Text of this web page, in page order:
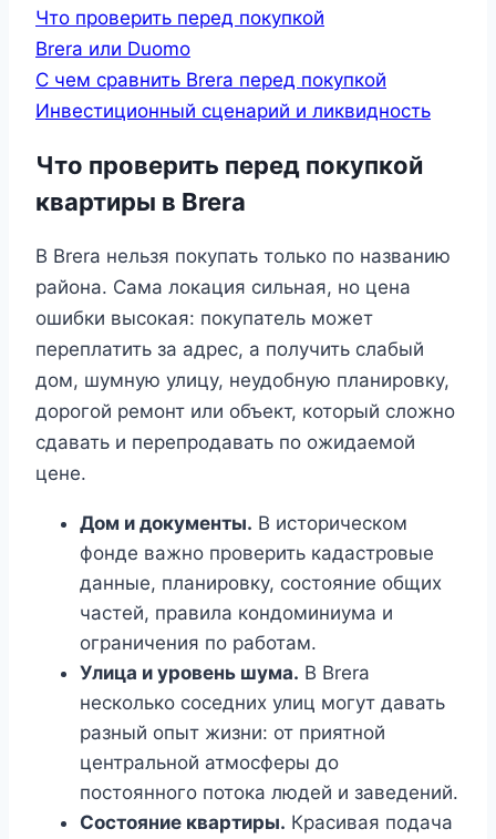
Что проверить перед покупкой
Brera или Duomo
С чем сравнить Brera перед покупкой
Инвестиционный сценарий и ликвидность
Что проверить перед покупкой
квартиры в Brera
В Brera нельзя покупать только по названию
района. Сама локация сильная, но цена
ошибки высокая: покупатель может
переплатить за адрес, а получить слабый
дом, шумную улицу, неудобную планировку,
дорогой ремонт или объект, который сложно
сдавать и перепродавать по ожидаемой
цене.
Дом и документы. В историческом
фонде важно проверить кадастровые
данные, планировку, состояние общих
частей, правила кондоминиума и
ограничения по работам.
Улица и уровень шума. В Brera
несколько соседних улиц могут давать
разный опыт жизни: от приятной
центральной атмосферы до
постоянного потока людей и заведений.
Состояние квартиры. Красивая подача